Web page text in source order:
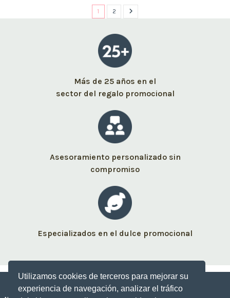
Utilizamos cookies de terceros para mejorar su
experiencia de navegación, analizar el tráfico
1 2
Más de 25 años en el
sector del regalo promocional
Asesoramiento personalizado sin
compromiso
Especializados en el dulce promocional